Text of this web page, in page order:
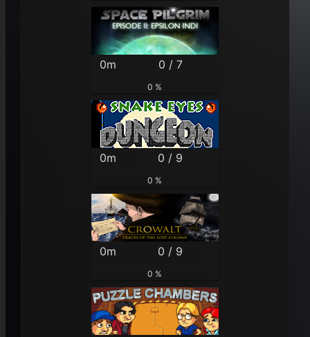
0m 0 / 7
0 %
0m 0 / 9
0 %
0m 0 / 9
0 %